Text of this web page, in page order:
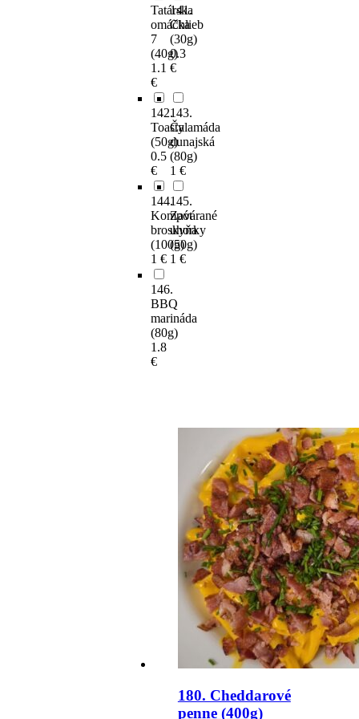
Tatárska
omáčka
7
(40g)
1.1
€
141.
Chlieb
(30g)
0.3
€
142.
Toasty
(50g)
0.5
€
143.
Čalamáda
dunajská
(80g)
1 €
144.
Kompót
broskyňa
(100g)
1 €
145.
Zavárané
uhorky
(50g)
1 €
146.
BBQ
marináda
(80g)
1.8
€
180. Cheddarové
penne (400g)